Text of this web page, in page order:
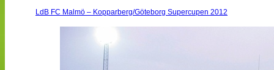
LdB FC Malmö – Kopparberg/Göteborg Supercupen 2012